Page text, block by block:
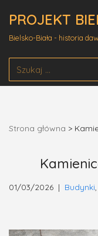
treści
PROJEKT
Bielsko-Biała - historia
Strona główna >
01/03/2026 Budynki